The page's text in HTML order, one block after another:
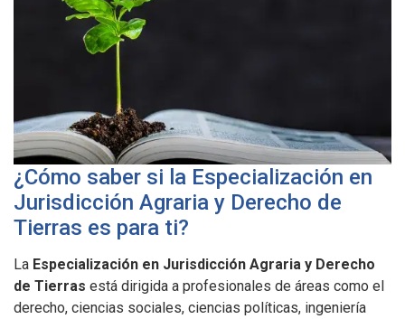
¿Cómo saber si la Especialización en
Jurisdicción Agraria y Derecho de
Tierras es para ti?
La Especialización en Jurisdicción Agraria y Derecho
de Tierras está dirigida a profesionales de áreas como el
derecho, ciencias sociales, ciencias políticas, ingeniería